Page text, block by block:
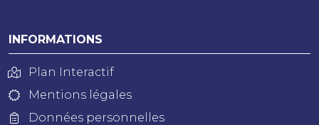
INFORMATIONS
Plan Interactif
Mentions légales
Données personnelles